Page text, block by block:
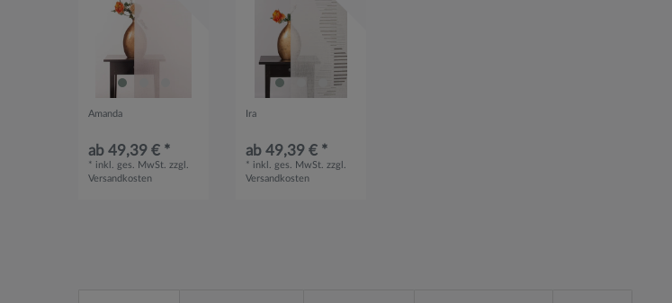
Amanda
ab 49,39 € *
* inkl. ges. MwSt.
zzgl.
Versandkosten
Ira
ab 49,39 € *
* inkl. ges. MwSt.
zzgl.
Versandkosten